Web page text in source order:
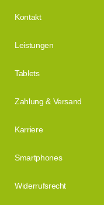
Kontakt
Leistungen
Tablets
Zahlung & Versand
Karriere
Smartphones
Widerrufsrecht